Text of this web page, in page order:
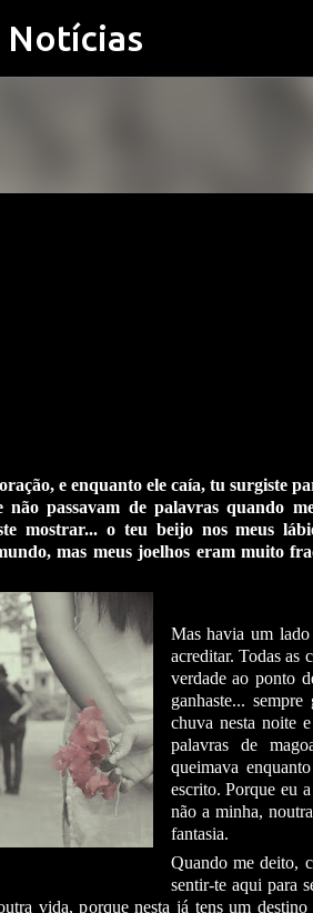
Notícias
e enquanto ele caía, tu surgiste
não passavam de palavras quando
mostrar... o teu beijo nos meus
mas meus joelhos eram muito
Mas havia um
acreditar. Todas as
verdade ao ponto
ganhaste...
chuva nesta noite
palavras de
queimava
escrito. Porque eu
não a minha,
fantasia.
Quando me deito,
sentir-te aqui para
vida, porque nesta já tens um